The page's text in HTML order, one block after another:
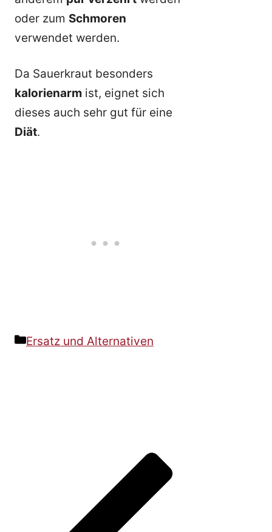
oder zum Schmoren
verwendet werden.
Da Sauerkraut besonders
kalorienarm ist, eignet sich
dieses auch sehr gut für eine
Diät.
Kategorien
Ersatz und Alternativen